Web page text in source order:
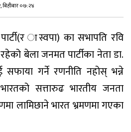
बिहीबार ०७:२४
पार्टी(र ास्वपा) का सभापति रवि
बेला जनमत पार्टीका नेता डा.
गर्ने रणनीति नहोस् भन्ने
सत्तारुढ भारतीय जनता
लामिछाने भारत भ्रमणमा गएका